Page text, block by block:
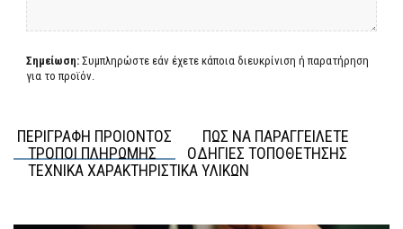
Σημείωση: Συμπληρώστε εάν έχετε κάποια διευκρίνιση ή παρατήρηση
για το προϊόν.
ΠΕΡΙΓΡΑΦΗ ΠΡΟΙΟΝΤΟΣ
ΠΩΣ ΝΑ ΠΑΡΑΓΓΕΙΛΕΤΕ
ΤΡΟΠΟΙ ΠΛΗΡΩΜΗΣ
ΟΔΗΓΙΕΣ ΤΟΠΟΘΕΤΗΣΗΣ
ΤΕΧΝΙΚΑ ΧΑΡΑΚΤΗΡΙΣΤΙΚΑ ΥΛΙΚΩΝ